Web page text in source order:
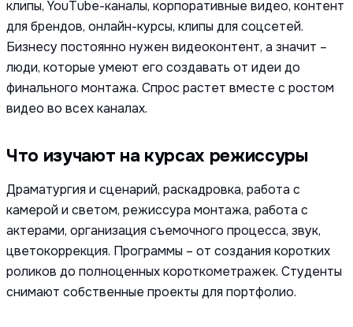
клипы, YouTube-каналы, корпоративные видео, контент
для брендов, онлайн-курсы, клипы для соцсетей.
Бизнесу постоянно нужен видеоконтент, а значит –
люди, которые умеют его создавать от идеи до
финального монтажа. Спрос растет вместе с ростом
видео во всех каналах.
Что изучают на курсах режиссуры
Драматургия и сценарий, раскадровка, работа с
камерой и светом, режиссура монтажа, работа с
актерами, организация съемочного процесса, звук,
цветокоррекция. Программы – от создания коротких
роликов до полноценных короткометражек. Студенты
снимают собственные проекты для портфолио.